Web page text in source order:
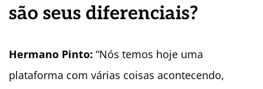
são seus diferenciais?
Hermano Pinto: “Nós temos hoje uma
plataforma com várias coisas acontecendo,